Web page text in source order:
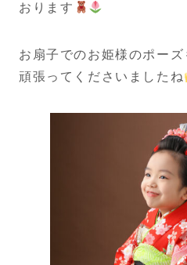
おります
お扇子でのお姫様のポー
頑張ってくださいましたね